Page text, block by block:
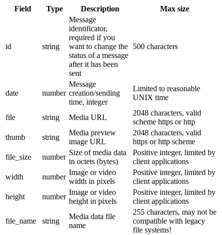
Field Type Description Max size
id string
Message
identificator,
required if you
want to change the
status of a message
after it has been
sent
500 characters
date number
Message
creation/sending
time, integer
Limited to reasonable
UNIX time
file string Media URL
2048 characters, valid
scheme https or http
thumb
string
Media preview
image URL
2048 characters, valid
https or http scheme
file_size
number
Size of media data
in octets (bytes)
Positive integer, limited by
client applications
width
number
Image or video
width in pixels
Positive integer, limited by
client applications
height
number
Image or video
height in pixels
Positive integer, limited by
client applications
file_name string
Media data file
name
255 characters, may not be
compatible with legacy
file systems!